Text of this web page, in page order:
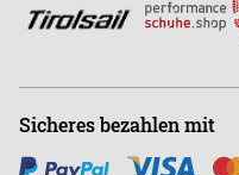
Sicheres bezahlen mit